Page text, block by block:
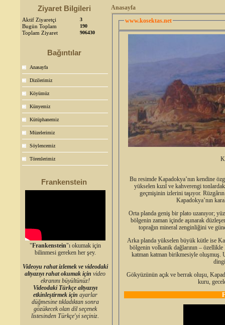
Ziyaret Bilgileri
Aktif Ziyaretçi 3
Bugün Toplam 190
Toplam Ziyaret 906430
Bağıntılar
Anasayfa
Dizilerimiz
Köyümüz
Künyemiz
Kütüphanemiz
Müzelerimiz
Söylencemiz
Törenlerimiz
Frankenstein
"Frankenstein"ı okumak için
bilinmesi gereken her şey.
Videoyu rahat izlemek ve videodaki
altyazıyı rahat okumak için video
ekranını büyültünüz!
Videodaki Türkçe altyazıyı
etkinleştirmek için ayarlar
düğmesine tıkladıktan sonra
gözükecek olan dil seçenek
listesinden Türkçe'yi seçiniz.
Anasayfa
www.kosektas.net
Bu resimde Kapadokya’nın kendine
yükselen kızıl ve kahverengi
geçmişinin izlerini taşıyor.
Kapadokya’nın
Orta planda geniş bir plato uzanıyor;
bölgenin zaman içinde aşınarak
toprağın mineral zenginliğini ve
Arka planda yükselen büyük kütle ise
bölgenin volkanik dağlarının – özellikle
katman katman birikmesiyle oluşmuş.
Gökyüzünün açık ve berrak oluşu,
kuru,